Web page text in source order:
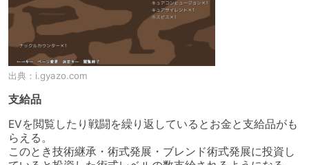
出典： i.gyazo.com
支給品
EVを閲覧したり戦闘を繰り返しているとお金と支給品がも
らえる。
このとき技術継承・術式発展・ブレンド術式発展に投資し